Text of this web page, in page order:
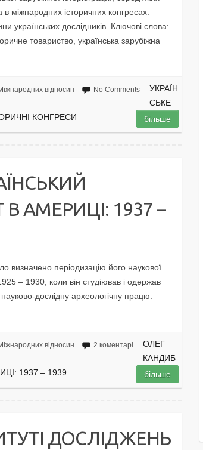
в міжнародних історичних конгресах.
українських дослідників. Ключові слова:
товариство, українська зарубіжна
відносин No Comments
УКРАЇН
СЬКЕ
КОНГРЕСИ
більше
АМЕРИЦІ: 1937 –
визначено періодизацію його наукової
– 1930, коли він студіював і одержав
дослідну археологічну працю.
відносин 2 коментарі
ОЛЕГ
КАНДИБ
1937 – 1939
більше
ДОСЛІДЖЕНЬ